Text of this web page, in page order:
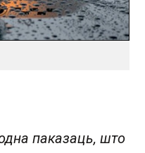
паказаць, што